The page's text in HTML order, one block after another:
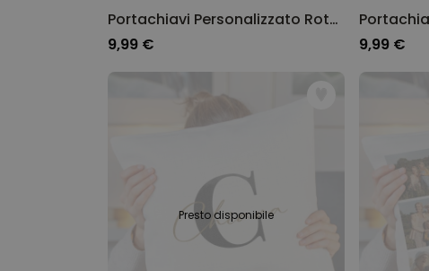
Portachiavi Personalizzato Rotondo con Monogramma
9,99 €
9,99 €
Presto disponibile